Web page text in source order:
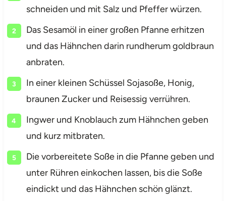
schneiden und mit Salz und Pfeffer würzen.
Das Sesamöl in einer großen Pfanne erhitzen
und das Hähnchen darin rundherum goldbraun
anbraten.
In einer kleinen Schüssel Sojasoße, Honig,
braunen Zucker und Reisessig verrühren.
Ingwer und Knoblauch zum Hähnchen geben
und kurz mitbraten.
Die vorbereitete Soße in die Pfanne geben und
unter Rühren einkochen lassen, bis die Soße
eindickt und das Hähnchen schön glänzt.